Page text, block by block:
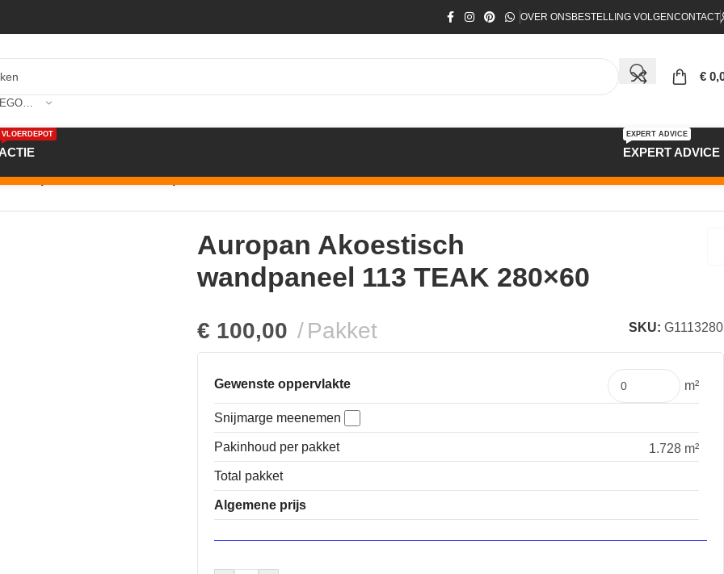
OVER ONSBESTELLING VOLGENCONTACT
€
VLOERDEPOT
EXPERT ADVICE
EXPERT ADVICE
/Auropan Akoestisch wandpaneel 113 TEAK 280×60
Auropan Akoestisch
wandpaneel 113 TEAK 280×60
€ 100,00 Pakket SKU:G1113280
Gewenste oppervlakte m²
Snijmarge meenemen
Pakinhoud per pakket
1.728 m²
Total pakket
Algemene prijs